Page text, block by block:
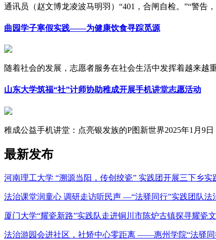
通讯员（赵文博龙凌波马明羽）“401，合闸自检。”“警告
曲园学子寒假实践——为健康饮食寻踪觅源
随着社会的发展，志愿者服务在社会生活中发挥着越来越
山东大学筑福“社”计师协助稚成开展手机讲堂志愿活动
稚成公益手机讲堂：点亮银发族的P图新世界2025年1月9日
最新发布
河南理工大学 “溯源当阳，传创绞瓷” 实践团开展三下乡
法治课堂润童心 调研走访听民声 —“法驿同行”实践团队法
厦门大学“耀瓷新路”实践队走进铜川市陈炉古镇探寻耀瓷
法治游园会进社区，社矫中心零距离 ——惠州学院“法驿